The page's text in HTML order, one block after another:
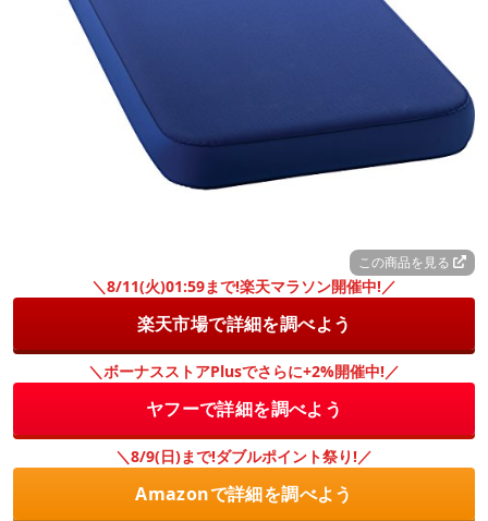
この商品を見る
＼8/11(火)01:59まで!楽天マラソン開催中!／
楽天市場で詳細を調べよう
＼ボーナスストアPlusでさらに+2%開催中!／
ヤフーで詳細を調べよう
＼8/9(日)まで!ダブルポイント祭り!／
Amazonで詳細を調べよう